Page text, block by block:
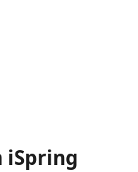
iSpring